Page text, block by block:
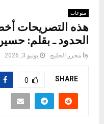
منوعات
هذه التصريحات
الحدود ـ بقلم:
by محرر الخليج يونيو 3, 2026
SHARE
0